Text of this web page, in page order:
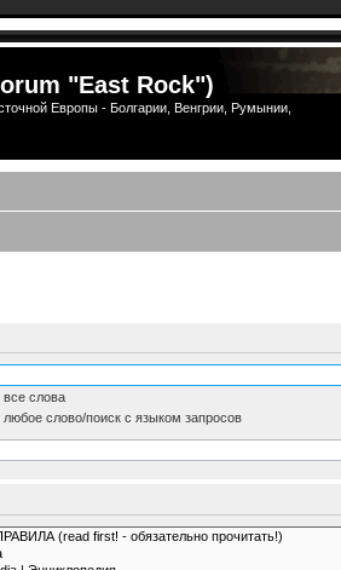
"East Rock")
Европы - Болгарии, Венгрии, Румынии,
все слова
любое слово/поиск с языком запросов